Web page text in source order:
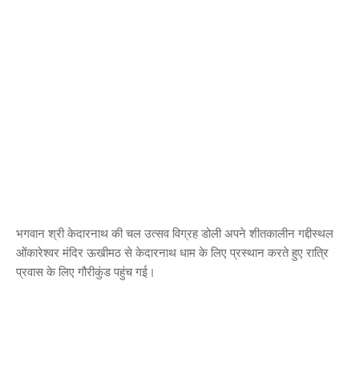
भगवान श्री केदारनाथ की चल उत्सव विग्रह डोली अपने शीतकालीन गद्दीस्थल
ओंकारेश्वर मंदिर ऊखीमठ से केदारनाथ धाम के लिए प्रस्थान करते हुए रात्रि
प्रवास के लिए गौरीकुंड पहुंच गई।